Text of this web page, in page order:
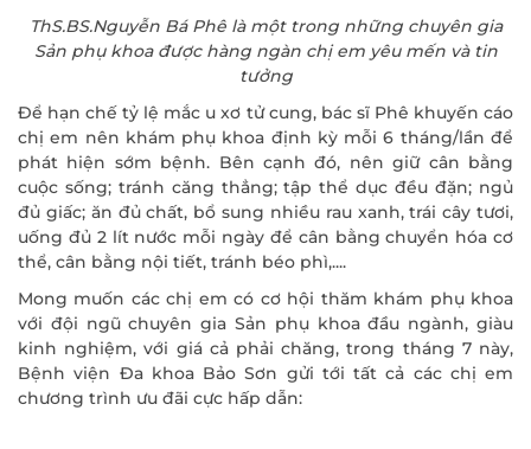
ThS.BS.Nguyễn Bá Phê là một trong những chuyên gia
Sản phụ khoa được hàng ngàn chị em yêu mến và tin
tưởng
Để hạn chế tỷ lệ mắc u xơ tử cung, bác sĩ Phê khuyến cáo
chị em nên khám phụ khoa định kỳ mỗi 6 tháng/lần để
phát hiện sớm bệnh. Bên cạnh đó, nên giữ cân bằng
cuộc sống; tránh căng thẳng; tập thể dục đều đặn; ngủ
đủ giấc; ăn đủ chất, bổ sung nhiều rau xanh, trái cây tươi,
uống đủ 2 lít nước mỗi ngày để cân bằng chuyển hóa cơ
thể, cân bằng nội tiết, tránh béo phì,....
Mong muốn các chị em có cơ hội thăm khám phụ khoa
với đội ngũ chuyên gia Sản phụ khoa đầu ngành, giàu
kinh nghiệm, với giá cả phải chăng, trong tháng 7 này,
Bệnh viện Đa khoa Bảo Sơn gửi tới tất cả các chị em
chương trình ưu đãi cực hấp dẫn: